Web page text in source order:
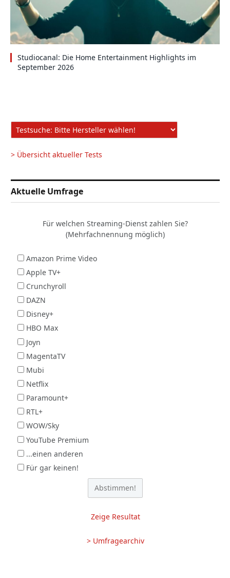
Studiocanal: Die Home Entertainment Highlights im
September 2026
> Übersicht aktueller Tests
Aktuelle Umfrage
Für welchen Streaming-Dienst zahlen Sie?
(Mehrfachnennung möglich)
Amazon Prime Video
Apple TV+
Crunchyroll
DAZN
Disney+
HBO Max
Joyn
MagentaTV
Mubi
Netflix
Paramount+
RTL+
WOW/Sky
YouTube Premium
...einen anderen
Für gar keinen!
Zeige Resultat
> Umfragearchiv